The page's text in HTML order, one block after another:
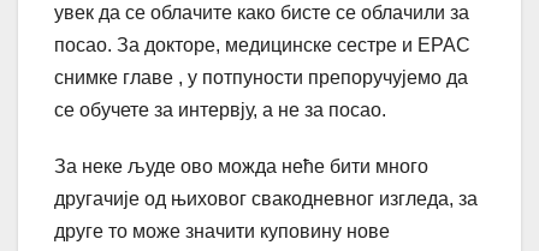
увек да се облачите како бисте се облачили за
посао. За докторе, медицинске сестре и ЕРАС
снимке главе , у потпуности препоручујемо да
се обучете за интервју, а не за посао.
За неке људе ово можда неће бити много
другачије од њиховог свакодневног изгледа, за
друге то може значити куповину нове